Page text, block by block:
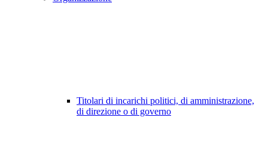
Titolari di incarichi politici, di amministrazione,
di direzione o di governo